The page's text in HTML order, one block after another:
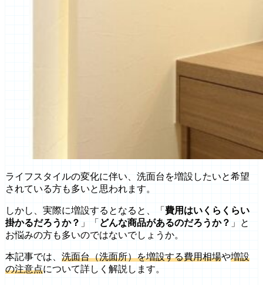
ライフスタイルの変化に伴い、洗面台を増設したいと希望
されている方も多いと思われます。
しかし、実際に増設するとなると、「 費用はいくらくらい
掛かるだろうか？ 」「 どんな商品があるのだろうか？ 」と
お悩みの方も多いのではないでしょうか。
本記事では、 洗面台（洗面所）を増設する費用相場や増設
の注意点について詳しく解説します。